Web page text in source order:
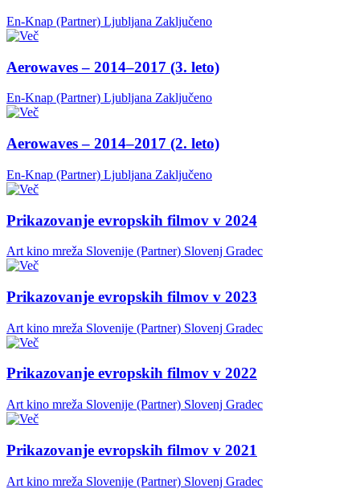
En-Knap (Partner) Ljubljana Zaključeno
Aerowaves – 2014–2017 (3. leto)
En-Knap (Partner) Ljubljana Zaključeno
Aerowaves – 2014–2017 (2. leto)
En-Knap (Partner) Ljubljana Zaključeno
Prikazovanje evropskih filmov v 2024
Art kino mreža Slovenije (Partner) Slovenj Gradec
Prikazovanje evropskih filmov v 2023
Art kino mreža Slovenije (Partner) Slovenj Gradec
Prikazovanje evropskih filmov v 2022
Art kino mreža Slovenije (Partner) Slovenj Gradec
Prikazovanje evropskih filmov v 2021
Art kino mreža Slovenije (Partner) Slovenj Gradec